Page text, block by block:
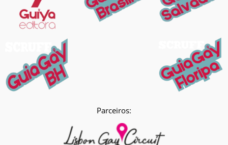
Parceiros: